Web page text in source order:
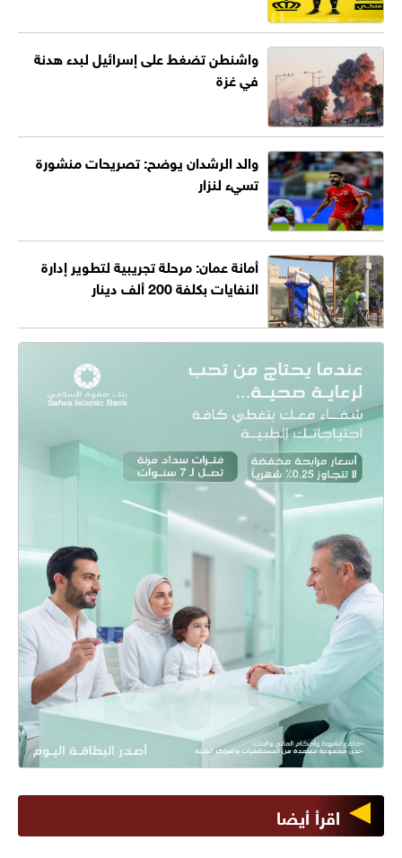
واشنطن تضغط على إسرائيل لبدء هدنة
في غزة
والد الرشدان يوضح: تصريحات منشورة
تسيء لنزار
أمانة عمان: مرحلة تجريبية لتطوير إدارة
النفايات بكلفة 200 ألف دينار
اقرأ أيضا